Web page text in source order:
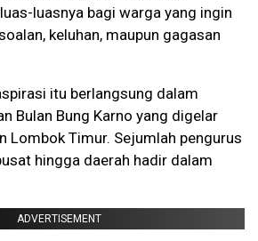
luasnya bagi warga yang ingin
keluhan, maupun gagasan
itu berlangsung dalam
Bulan Bung Karno yang digelar
Lombok Timur. Sejumlah pengurus
hingga daerah hadir dalam
ADVERTISEMENT